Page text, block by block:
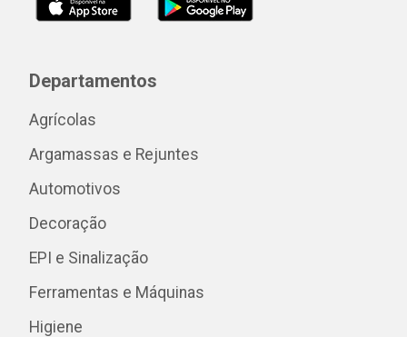
Departamentos
Agrícolas
Argamassas e Rejuntes
Automotivos
Decoração
EPI e Sinalização
Ferramentas e Máquinas
Higiene